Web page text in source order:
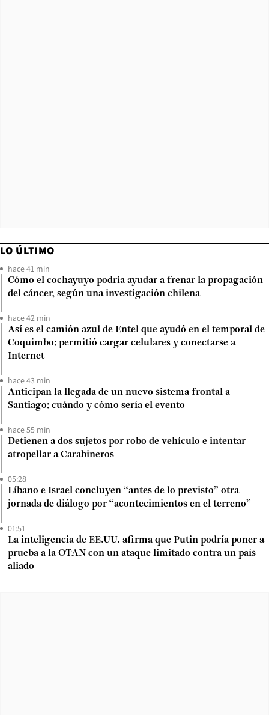
LO ÚLTIMO
hace 41 min
Cómo el cochayuyo podría ayudar a frenar la propagación
del cáncer, según una investigación chilena
hace 42 min
Así es el camión azul de Entel que ayudó en el temporal de
Coquimbo: permitió cargar celulares y conectarse a
Internet
hace 43 min
Anticipan la llegada de un nuevo sistema frontal a
Santiago: cuándo y cómo sería el evento
hace 55 min
Detienen a dos sujetos por robo de vehículo e intentar
atropellar a Carabineros
05:28
Líbano e Israel concluyen “antes de lo previsto” otra
jornada de diálogo por “acontecimientos en el terreno”
01:51
La inteligencia de EE.UU. afirma que Putin podría poner a
prueba a la OTAN con un ataque limitado contra un país
aliado